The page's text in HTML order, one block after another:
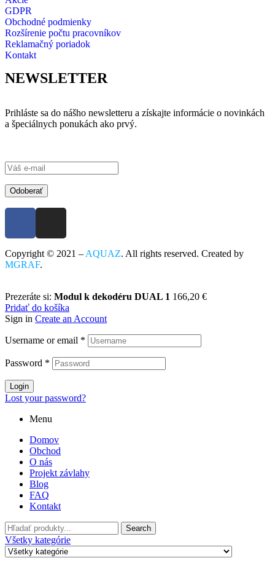
GDPR
Obchodné podmienky
Rozšírenie počtu pracovníkov
Reklamačný poriadok
Kontakt
NEWSLETTER
Prihláste sa do nášho newsletteru a získajte informácie o novinkách
a špeciálnych ponukách ako prvý.
Odoberať
Copyright © 2021 – AQUAZ. All rights reserved. Created by
MGRAF.
Prezeráte si: Modul k dekodéru DUAL 1 166,20 €
Pridať do košíka
Sign in Create an Account
Username or email *
Password *
Login
Lost your password?
Menu
Domov
Obchod
O nás
Projekt závlahy
Blog
FAQ
Kontakt
Search
Všetky kategórie